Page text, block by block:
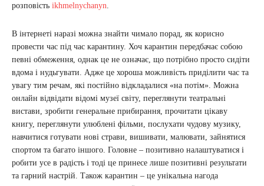
розповість ikhmelnychanyn
В інтернеті наразі можна знайти чимало порад, як корисно
провести час під час карантину. Хоч карантин передбачає собою
певні обмеження, однак це не означає, що потрібно просто сидіти
вдома і нудьгувати. Адже це хороша можливість приділити час та
увагу тим речам, які постійно відкладалися «на потім». Можна
онлайн відвідати відомі музеї світу, переглянути театральні
вистави, зробити генеральне прибирання, прочитати цікаву
книгу, переглянути улюблені фільми, послухати чудову музику,
навчитися готувати нові страви, вишивати, малювати, зайнятися
спортом та багато іншого. Головне – позитивно налаштуватися і
робити усе в радість і тоді це принесе лише позитивні результати
та гарний настрій. Також карантин – це унікальна нагода